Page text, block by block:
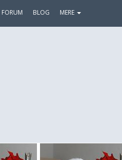
FORUM BLOG MERE